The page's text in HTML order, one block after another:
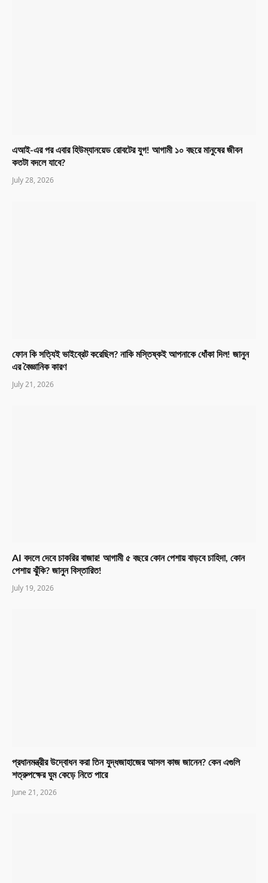
এআই-এর পর এবার হিউম্যানয়েড রোবটের যুগ! আগামী ১০ বছরে মানুষের জীবন
কতটা বদলে যাবে?
July 28, 2026
ফোন কি সত্যিই ভাইব্রেট করেছিল? নাকি মস্তিষ্কই আপনাকে ধোঁকা দিল! জানুন
এর বৈজ্ঞানিক কারণ
July 21, 2026
AI বদলে দেবে চাকরির বাজার! আগামী ৫ বছরে কোন পেশায় বাড়বে চাহিদা, কোন
পেশায় ঝুঁকি? জানুন বিস্তারিত!
July 19, 2026
প্রধানমন্ত্রীর উদ্বোধন করা তিন যুদ্ধজাহাজের আসল কাজ জানেন? কেন এগুলি
শত্রুপক্ষের ঘুম কেড়ে নিতে পারে
June 21, 2026